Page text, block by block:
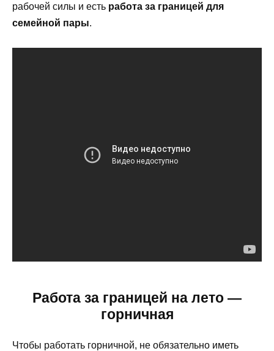
рабочей силы и есть работа за границей для
семейной пары.
Работа за границей на лето —
горничная
Чтобы работать горничной, не обязательно иметь